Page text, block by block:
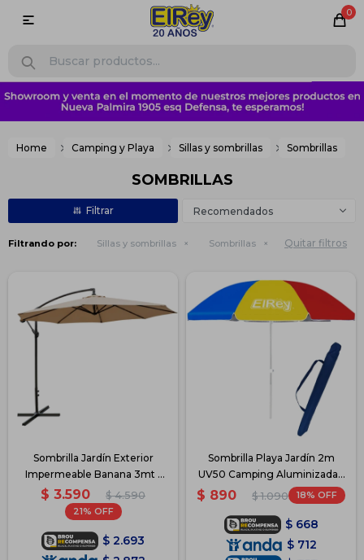
0

Home Camping y Playa Sillas y sombrillas Sombrillas
SOMBRILLAS
Recomendados
Filtrando por: Sillas y sombrillas Sombrillas Quitar filtros
Sombrilla Jardín Exterior
Impermeable Banana 3mt -
Beige
$ 3.590 $ 4.590
21
$ 2.693
Sombrilla Playa Jardín 2m
UV50 Camping Aluminizada -
Multicolor
$ 890 $ 1.090 18
$ 668
$ 712